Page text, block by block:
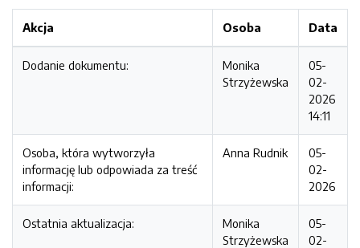
Akcja Osoba Data
Dodanie dokumentu:
Monika
Strzyżewska
05-
02-
2026
14:11
Osoba, która wytworzyła
informację lub odpowiada za treść
informacji:
Anna Rudnik
05-
02-
2026
Ostatnia aktualizacja:
Monika
Strzyżewska
05-
02-